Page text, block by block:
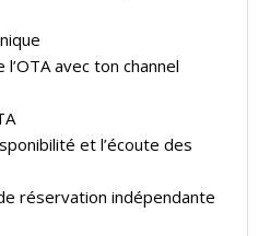
avec ton channel
et l’écoute des
réservation indépendante